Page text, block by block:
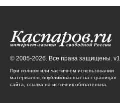
© 2005-2026. Все права защищены. v1
При полном или частичном использовании
материалов, опубликованных на страницах
сайта, ссылка на источник обязательна.